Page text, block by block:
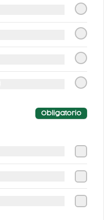
Obligatorio